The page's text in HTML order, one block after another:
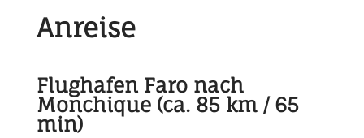
Anreise
Flughafen Faro nach
Monchique (ca. 85 km / 65
min)